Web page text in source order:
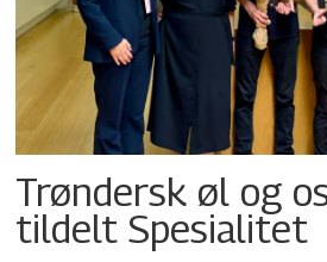
Trøndersk øl og
tildelt Spesialitet